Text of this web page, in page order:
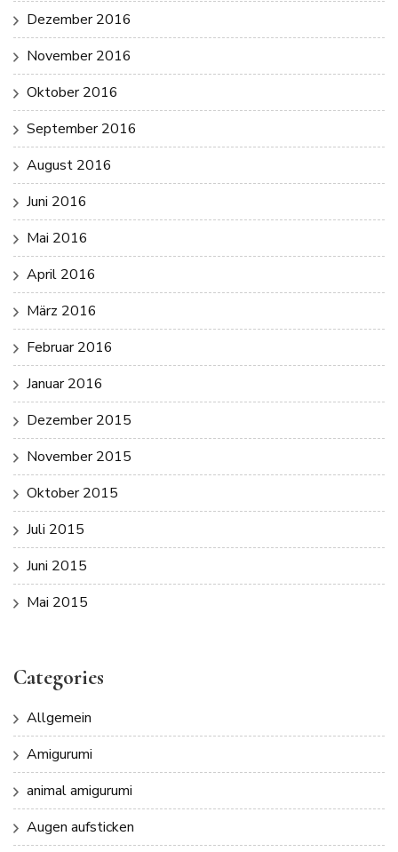
Dezember 2016
November 2016
Oktober 2016
September 2016
August 2016
Juni 2016
Mai 2016
April 2016
März 2016
Februar 2016
Januar 2016
Dezember 2015
November 2015
Oktober 2015
Juli 2015
Juni 2015
Mai 2015
Categories
Allgemein
Amigurumi
animal amigurumi
Augen aufsticken